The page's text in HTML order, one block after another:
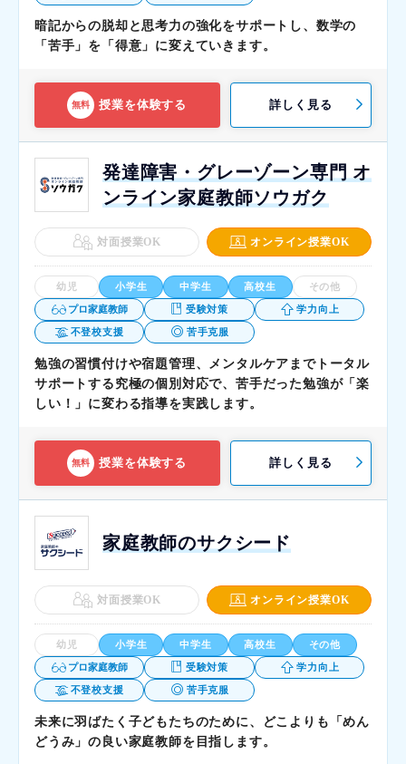
暗記からの脱却と思考力の強化をサポートし、数学の
「苦手」を「得意」に変えていきます。
無料 授業を体験する 詳しく見る
発達障害・グレーゾーン専門 オ
ンライン家庭教師ソウガク
対面授業OK オンライン授業OK
幼児 小学生 中学生 高校生 その他
プロ家庭教師 受験対策 学力向上
不登校支援 苦手克服
勉強の習慣付けや宿題管理、メンタルケアまでトータル
サポートする究極の個別対応で、苦手だった勉強が「楽
しい！」に変わる指導を実践します。
無料 授業を体験する 詳しく見る
家庭教師のサクシード
対面授業OK オンライン授業OK
幼児 小学生 中学生 高校生 その他
プロ家庭教師 受験対策 学力向上
不登校支援 苦手克服
未来に羽ばたく子どもたちのために、どこよりも「めん
どうみ」の良い家庭教師を目指します。